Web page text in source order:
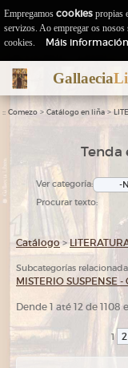
Gallaecia
:: Comezo > Catálogo en liña >
Tenda
Ver categoría:
Procurar texto:
Catálogo >
Subcategorías
MISTERIO SUSPENSE -
Dende 1 até 12 de 1108
1 2
Empregamos cookies propias
servizos. Ao empregar os nosos
cookies.
Máis información